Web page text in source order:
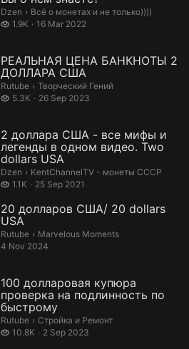
Dzen › Всё о монетах и не только)))).
Всё о монетах и не только))))
1.9K
1.9 thousand views
16 Mar 2022
РЕАЛЬНАЯ ЦЕНА БАНКНОТЫ 2
ДОЛЛАРА США
Rutube › Творческий Гений.
Творческий Гений
5.3K
5.3 thousand views
26 Sep 2023
2 доллара США - все мифы и
легенды в одном видео. Two
dollars USA
Dzen › KentChannelTV - монеты СССР.
KentChannelTV - монеты СССР
1.1K
1.1 thousand views
25 Sep 2021
20 долларов США/ 20 dollars
USA
Rutube › Marvelous Moments.
Marvelous Moments
4 Nov 2024
100 долларовая купюра
проверка на подлинность по
быстрому
Rutube › Стройка и Ремонт.
Стройка и Ремонт
10.8K
10.8 thousand views
2 Sep 2023